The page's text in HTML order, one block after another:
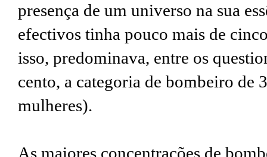
presença de um universo na sua
efectivos tinha pouco mais de
isso, predominava, entre os
cento, a categoria de bombeiro de
mulheres).
As maiores concentrações de